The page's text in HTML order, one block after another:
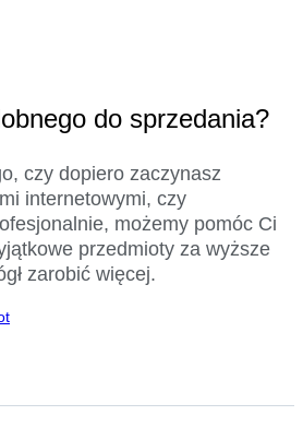
do sprzedania?
czy dopiero zaczynasz
internetowymi, czy
możemy pomóc Ci
przedmioty za wyższe
zarobić więcej.